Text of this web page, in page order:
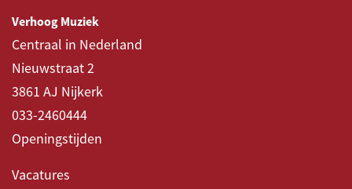
Verhoog Muziek
Centraal in Nederland
Nieuwstraat 2
3861 AJ Nijkerk
033-2460444
Openingstijden
Vacatures